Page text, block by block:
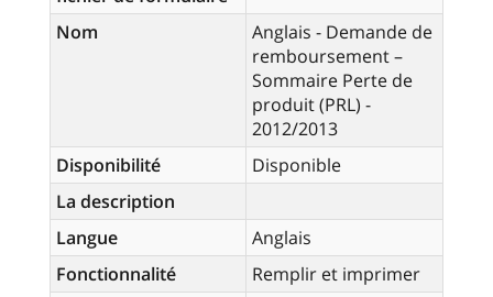
Nom
Anglais - Demande de
remboursement –
Sommaire Perte de
produit (PRL) -
2012/2013
Disponibilité
Disponible
La description
Langue
Anglais
Fonctionnalité
Remplir et imprimer